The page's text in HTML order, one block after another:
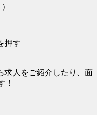
押す
求人をご紹介したり、面
！